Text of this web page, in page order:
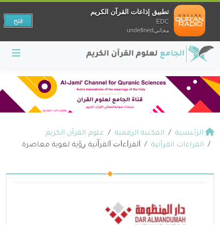
الرئيسية المكتبة الرقمية
علوم القرآن الكريم
القراءات القرآنية
ﺍﻟﻘﺮﺍءﺍﺕ ﺍﻟﻘﺮﺁﻧﻴﺔ ﺭؤية لغوية معاصرة
تطبيق إذاعات القرآن الكريم
EDC
مجانيundefined
فتح